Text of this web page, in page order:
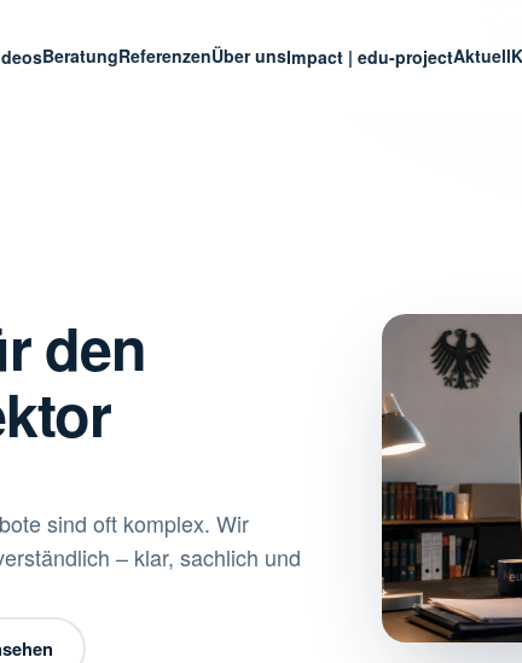
BeratungReferenzenÜber unsImpact | edu-projectAktuell
den
sind oft komplex. Wir
– klar, sachlich und